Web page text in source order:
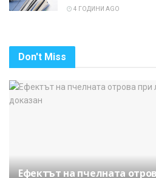
4 ГОДИНИ AGO
Don't Miss
Ефектът на пчелната